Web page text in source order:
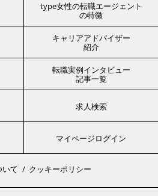
type女性の転職エージェント
の特徴
キャリアアドバイザー
紹介
転職実例インタビュー
記事一覧
求人検索
マイページログイン
いて クッキーポリシー